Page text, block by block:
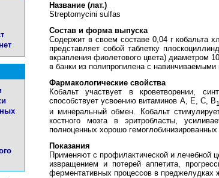
Название (лат.)
Streptomycini sulfas
Состав и форма выпуска
Содержит в своем составе 0,04 г кобальта
представляет собой таблетку
вкрапления фиолетового цвета) диаметром
в банки из полипропилена с
Фармакологические свойства
Кобальт участвует в кроветворении,
способствует усвоению витаминов А, Е, С, В
и минеральный обмен. Кобальт
костного мозга в эритробласты,
полноценных хорошо гемоглобинизированных
Показания
Применяют с профилактической и лечебной
извращением и потерей аппетита,
ферментативных процессов в преджелудках